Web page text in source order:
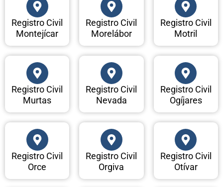
Registro Civil
Montejícar
Registro Civil
Morelábor
Registro Civil
Motril
Registro Civil
Murtas
Registro Civil
Nevada
Registro Civil
Ogíjares
Registro Civil
Orce
Registro Civil
Orgiva
Registro Civil
Otívar